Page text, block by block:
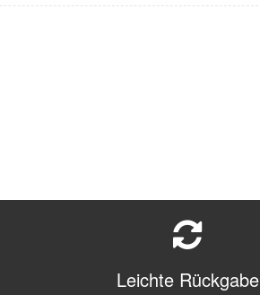
Leichte Rückgabe